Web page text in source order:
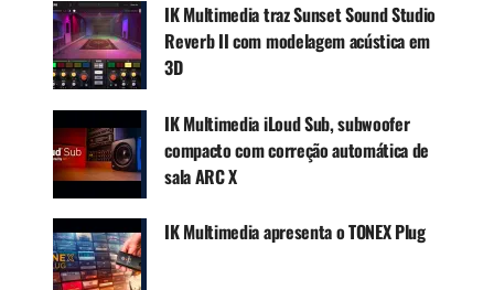
Substituição instantânea de faixas vocais por
vocais profissionais.
Ajuste a energia, o estilo e o timbre, com a opção
de mixar diferentes vozes.
Transforme gravações caseiras em material com
qualidade de estúdio.
IK Multimedia traz Sunset Sound Studio
Reverb II com modelagem acústica em
3D
IK Multimedia iLoud Sub, subwoofer
compacto com correção automática de
sala ARC X
IK Multimedia apresenta o TONEX Plug